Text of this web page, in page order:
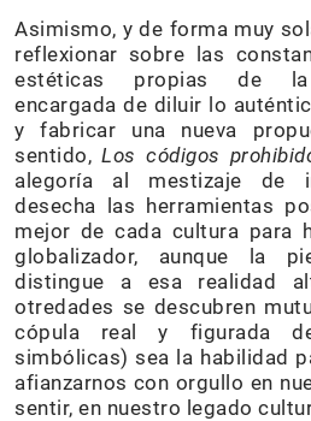
Asimismo, y de forma muy
reflexionar sobre las
estéticas propias de la
encargada de diluir lo
y fabricar una nueva
sentido,Los códigos
alegoría al mestizaje de
desecha las herramientas
mejor de cada cultura para
globalizador, aunque la
distingue a esa realidad
otredades se descubren
cópula real y figurada
simbólicas) sea la habilidad
afianzarnos con orgullo en
sentir, en nuestro legado